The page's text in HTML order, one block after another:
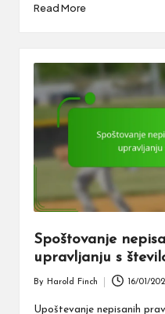
Read More
Spoštovanje
upravljanju s
by
By Harold Finch 16/01/
Upoštevanje nepisanih